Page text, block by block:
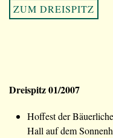
ZUM DREISPITZ
Dreispitz 01/2007
Hoffest der
Hall auf dem